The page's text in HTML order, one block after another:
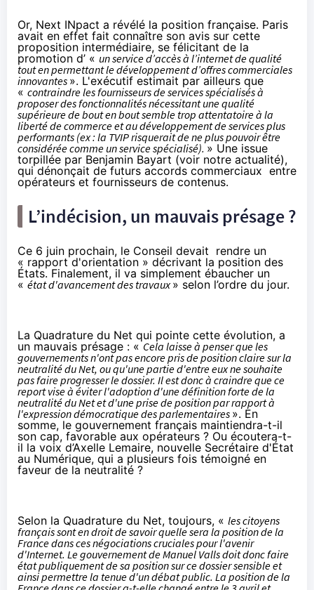
Or, Next INpact a révélé la position française. Paris
avait en effet fait connaître son avis sur cette
proposition intermédiaire, se félicitant de la
promotion d’ « un service d’accès à l’internet de qualité
tout en permettant le développement d’offres commerciales
innovantes ». L'exécutif estimait par ailleurs que
« contraindre les fournisseurs de services spécialisés à
proposer des fonctionnalités nécessitant une qualité
supérieure de bout en bout semble trop attentatoire à la
liberté de commerce et au développement de services plus
performants (ex : la TVIP risquerait de ne plus pouvoir être
considérée comme un service spécialisé).» Une issue
torpillée par Benjamin Bayart (voir notre actualité),
qui dénonçait de futurs accords commerciaux entre
opérateurs et fournisseurs de contenus.
L’indécision, un mauvais présage ?
Ce 6 juin prochain, le Conseil devait rendre un
« rapport d'orientation » décrivant la position des
États. Finalement, il va simplement ébaucher un
« état d'avancement des travaux» selon l’ordre du jour.
La Quadrature du Net qui pointe cette évolution, a
un mauvais présage : «Cela laisse à penser que les
gouvernements n'ont pas encore pris de position claire sur la
neutralité du Net, ou qu'une partie d'entre eux ne souhaite
pas faire progresser le dossier. Il est donc à craindre que ce
report vise à éviter l'adoption d'une définition forte de la
neutralité du Net et d'une prise de position par rapport à
l'expression démocratique des parlementaires ». En
somme, le gouvernement français maintiendra-t-il
son cap, favorable aux opérateurs ? Ou écoutera-t-
il la voix d’Axelle Lemaire, nouvelle Secrétaire d'État
au Numérique, qui a plusieurs fois témoigné en
faveur de la neutralité ?
Selon la Quadrature du Net, toujours, « les citoyens
français sont en droit de savoir quelle sera la position de la
France dans ces négociations cruciales pour l'avenir
d'Internet. Le gouvernement de Manuel Valls doit donc faire
état publiquement de sa position sur ce dossier sensible et
ainsi permettre la tenue d'un débat public. La position de la